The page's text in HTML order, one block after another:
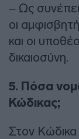
– Ως
οι
και οι
δικαιοσύνη.
5. Πόσα
Κώδικας;
Στον Κώδικα